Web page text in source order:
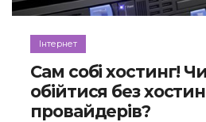
Інтернет
Сам собі хостинг!
обійтися без
провайдерів?